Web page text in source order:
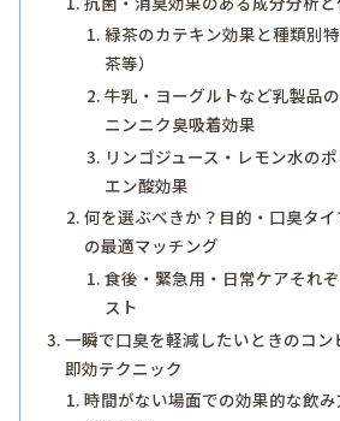
緑茶のカテキン効果と種類別
茶等）
牛乳・ヨーグルトなど乳製品
ニンニク臭吸着効果
リンゴジュース・レモン水の
エン酸効果
何を選ぶべきか？目的・口臭タ
の最適マッチング
食後・緊急用・日常ケアそれ
スト
一瞬で口臭を軽減したいときのコ
即効テクニック
時間がない場面での効果的な飲